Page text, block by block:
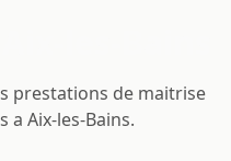
prestations de maitrise
a Aix-les-Bains.